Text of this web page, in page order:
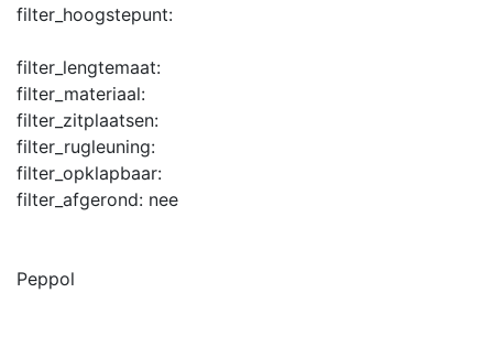
filter_hoogstepunt:
filter_lengtemaat:
filter_materiaal:
filter_zitplaatsen:
filter_rugleuning:
filter_opklapbaar:
filter_afgerond: nee
Peppol